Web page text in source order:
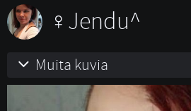
Jendu^
Muita kuvia